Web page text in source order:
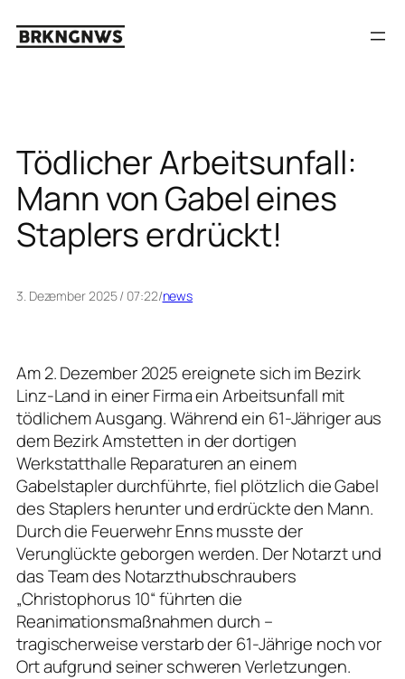
Inhalt
Tödlicher Arbeitsunfall:
Mann von Gabel eines
Staplers erdrückt!
3. Dezember 2025 / 07:22/news
Am 2. Dezember 2025 ereignete sich im Bezirk
Linz-Land in einer Firma ein Arbeitsunfall mit
tödlichem Ausgang. Während ein 61-Jähriger aus
dem Bezirk Amstetten in der dortigen
Werkstatthalle Reparaturen an einem
Gabelstapler durchführte, fiel plötzlich die Gabel
des Staplers herunter und erdrückte den Mann.
Durch die Feuerwehr Enns musste der
Verunglückte geborgen werden. Der Notarzt und
das Team des Notarzthubschraubers
„Christophorus 10“ führten die
Reanimationsmaßnahmen durch –
tragischerweise verstarb der 61-Jährige noch vor
Ort aufgrund seiner schweren Verletzungen.